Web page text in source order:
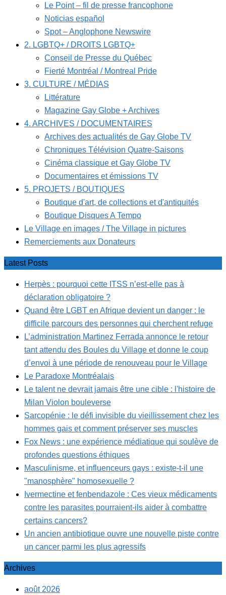
Le Point – fil de presse francophone
Noticias español
Spot – Anglophone Newswire
2. LGBTQ+ / DROITS LGBTQ+
Conseil de Presse du Québec
Fierté Montréal / Montreal Pride
3. CULTURE / MÉDIAS
Littérature
Magazine Gay Globe + Archives
4. ARCHIVES / DOCUMENTAIRES
Archives des actualités de Gay Globe TV
Chroniques Télévision Quatre-Saisons
Cinéma classique et Gay Globe TV
Documentaires et émissions TV
5. PROJETS / BOUTIQUES
Boutique d'art, de collections et d'antiquités
Boutique Disques A Tempo
Le Village en images / The Village in pictures
Remerciements aux Donateurs
Latest Posts
Herpès : pourquoi cette ITSS n’est-elle pas à
déclaration obligatoire ?
Quand être LGBT en Afrique devient un danger : le
difficile parcours des personnes qui cherchent refuge
L’administration Martinez Ferrada annonce le retour
tant attendu des Boules du Village et donne le coup
d’envoi à une période de renouveau pour le Village
Le Paradoxe Montréalais
Le talent ne devrait jamais être une cible : l'histoire de
Milan Violon bouleverse
Sarcopénie : le défi invisible du vieillissement chez les
hommes gais et comment préserver ses muscles
Fox News : une expérience médiatique qui soulève de
profondes questions éthiques
Masculinisme, et influenceurs gays : existe-t-il une
"manosphère" homosexuelle ?
Ivermectine et fenbendazole : Ces vieux médicaments
contre les parasites pourraient-ils aider à combattre
certains cancers?
Un ancien antibiotique ouvre une nouvelle piste contre
un cancer parmi les plus agressifs
Archives
août 2026